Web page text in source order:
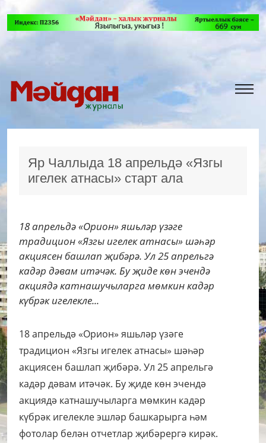
Яр Чаллыда 18 апрельдә «Язгы
игелек атнасы» старт ала
18 апрельдә «Орион» яшьләр үзәге
традицион «Язгы игелек атнасы» шәһәр
акциясен башлап җибәрә. Ул 25 апрельгә
кадәр дәвам итәчәк. Бу җиде көн эчендә
акциядә катнашучыларга мөмкин кадәр
күбрәк игелекле...
18 апрельдә «Орион» яшьләр үзәге
традицион «Язгы игелек атнасы» шәһәр
акциясен башлап җибәрә. Ул 25 апрельгә
кадәр дәвам итәчәк. Бу җиде көн эчендә
акциядә катнашучыларга мөмкин кадәр
күбрәк игелекле эшләр башкарырга һәм
фотолар белән отчетлар җибәрергә кирәк.